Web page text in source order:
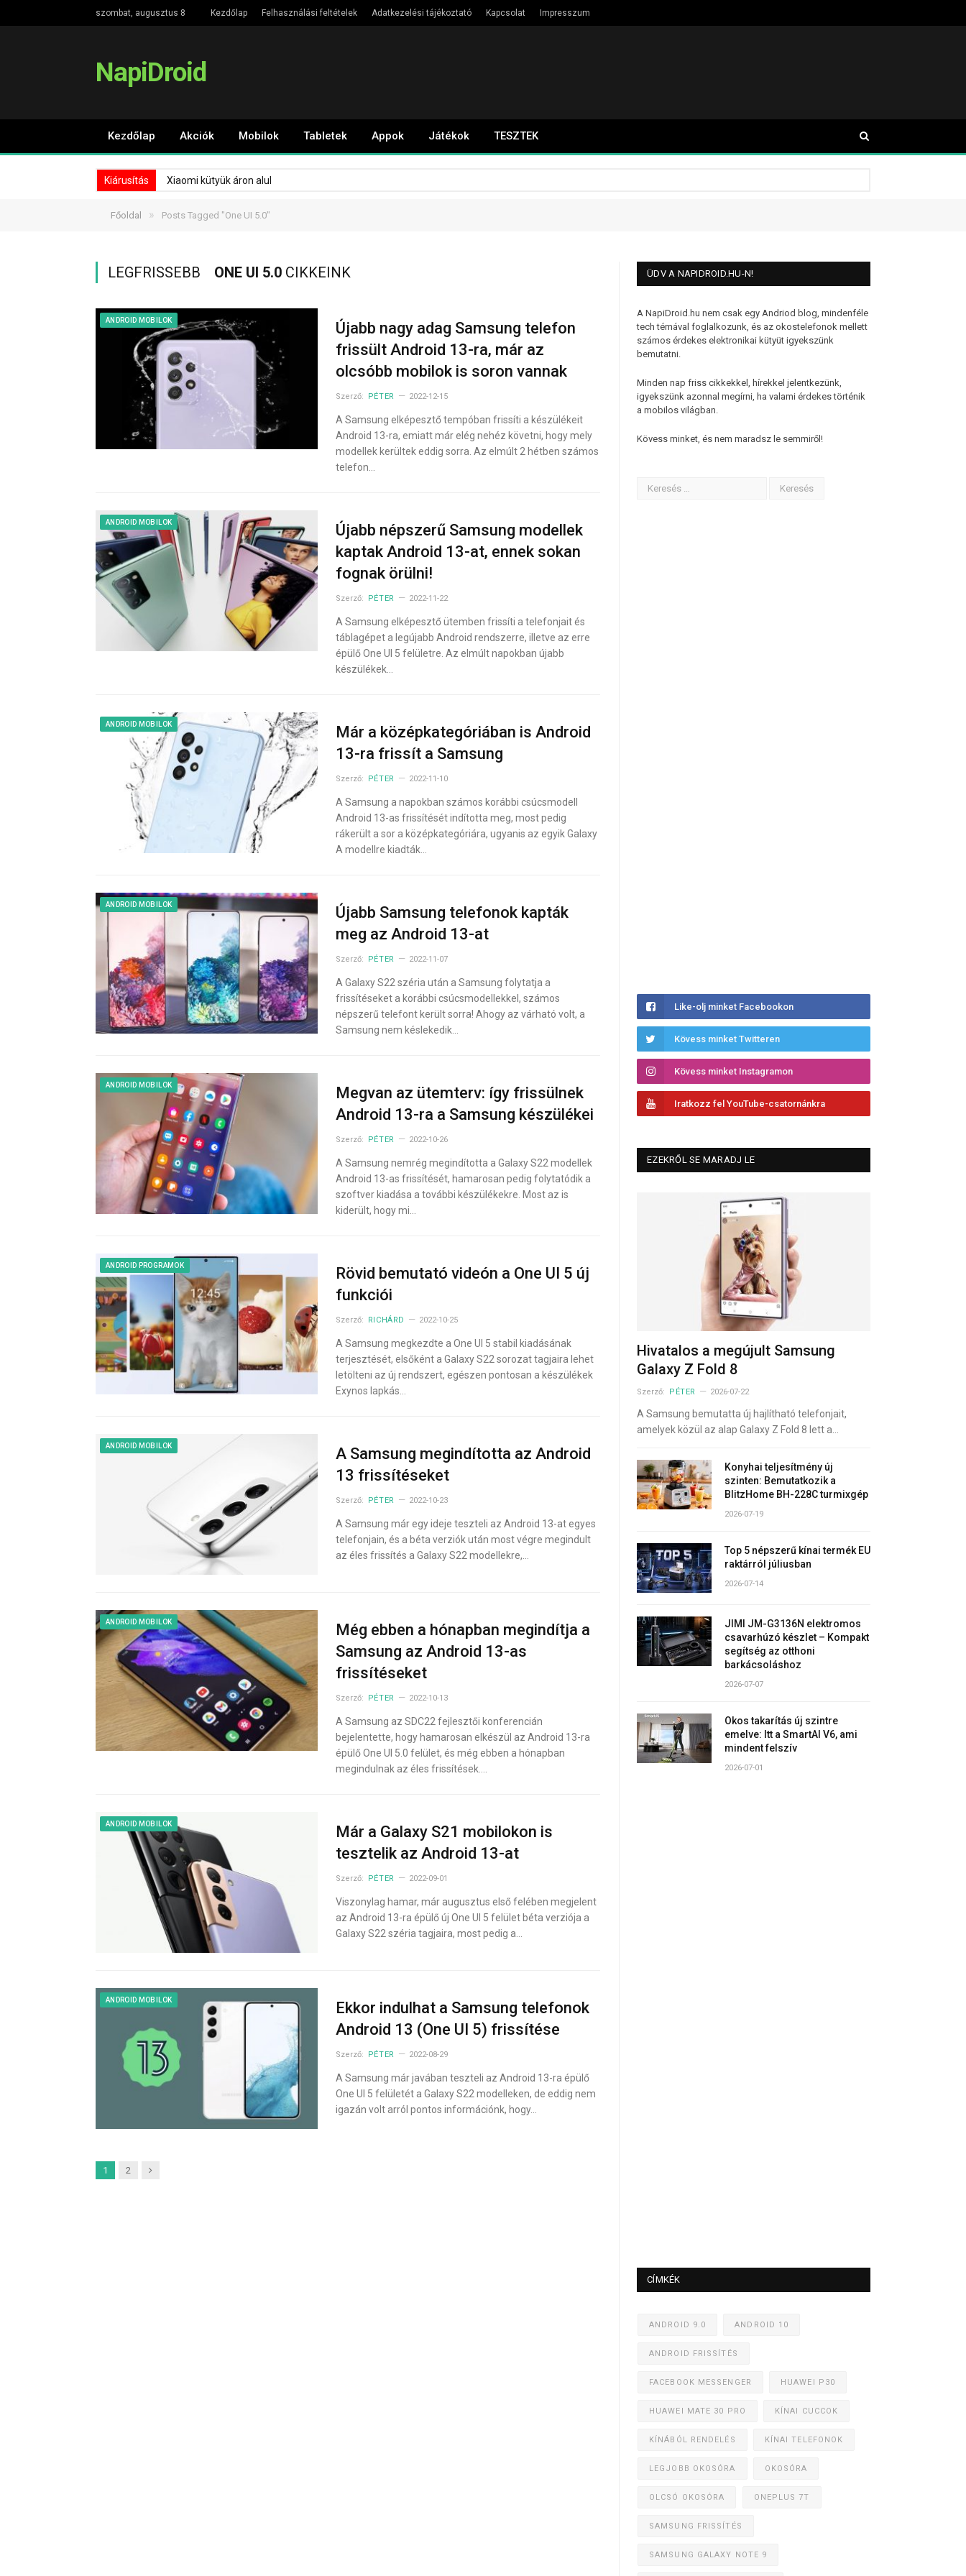
szombat, augusztus 8 Kezdőlap Felhasználási feltételek Adatkezelési tájékoztató Kapcsolat Impresszum
NapiDroid
Kezdőlap Akciók Mobilok Tabletek Appok Játékok TESZTEK
Kiárusítás Xiaomi kütyük áron alul
Főoldal » Posts Tagged "One UI 5.0"
LEGFRISSEBB ONE UI 5.0 CIKKEINK
ANDROID MOBILOK
Újabb nagy adag Samsung telefon
frissült Android 13-ra, már az
olcsóbb mobilok is soron vannak
Szerző: PÉTER 2022-12-15
A Samsung elképesztő tempóban frissíti a készülékeit
Android 13-ra, emiatt már elég nehéz követni, hogy mely
modellek kerültek eddig sorra. Az elmúlt 2 hétben számos
telefon…
ANDROID MOBILOK
Újabb népszerű Samsung modellek
kaptak Android 13-at, ennek sokan
fognak örülni!
Szerző: PÉTER 2022-11-22
A Samsung elképesztő ütemben frissíti a telefonjait és
táblagépet a legújabb Android rendszerre, illetve az erre
épülő One UI 5 felületre. Az elmúlt napokban újabb
készülékek…
ANDROID MOBILOK
Már a középkategóriában is Android
13-ra frissít a Samsung
Szerző: PÉTER 2022-11-10
A Samsung a napokban számos korábbi csúcsmodell
Android 13-as frissítését indította meg, most pedig
rákerült a sor a középkategóriára, ugyanis az egyik Galaxy
A modellre kiadták…
ANDROID MOBILOK
Újabb Samsung telefonok kapták
meg az Android 13-at
Szerző: PÉTER 2022-11-07
A Galaxy S22 széria után a Samsung folytatja a
frissítéseket a korábbi csúcsmodellekkel, számos
népszerű telefont került sorra! Ahogy az várható volt, a
Samsung nem késlekedik…
ANDROID MOBILOK
Megvan az ütemterv: így frissülnek
Android 13-ra a Samsung készülékei
Szerző: PÉTER 2022-10-26
A Samsung nemrég megindította a Galaxy S22 modellek
Android 13-as frissítését, hamarosan pedig folytatódik a
szoftver kiadása a további készülékekre. Most az is
kiderült, hogy mi…
ANDROID PROGRAMOK
Rövid bemutató videón a One UI 5 új
funkciói
Szerző: RICHÁRD 2022-10-25
A Samsung megkezdte a One UI 5 stabil kiadásának
terjesztését, elsőként a Galaxy S22 sorozat tagjaira lehet
letölteni az új rendszert, egészen pontosan a készülékek
Exynos lapkás…
ANDROID MOBILOK
A Samsung megindította az Android
13 frissítéseket
Szerző: PÉTER 2022-10-23
A Samsung már egy ideje teszteli az Android 13-at egyes
telefonjain, és a béta verziók után most végre megindult
az éles frissítés a Galaxy S22 modellekre,…
ANDROID MOBILOK
Még ebben a hónapban megindítja a
Samsung az Android 13-as
frissítéseket
Szerző: PÉTER 2022-10-13
A Samsung az SDC22 fejlesztői konferencián
bejelentette, hogy hamarosan elkészül az Android 13-ra
épülő One UI 5.0 felület, és még ebben a hónapban
megindulnak az éles frissítések.…
ANDROID MOBILOK
Már a Galaxy S21 mobilokon is
tesztelik az Android 13-at
Szerző: PÉTER 2022-09-01
Viszonylag hamar, már augusztus első felében megjelent
az Android 13-ra épülő új One UI 5 felület béta verziója a
Galaxy S22 széria tagjaira, most pedig a…
ANDROID MOBILOK
Ekkor indulhat a Samsung telefonok
Android 13 (One UI 5) frissítése
Szerző: PÉTER 2022-08-29
A Samsung már javában teszteli az Android 13-ra épülő
One UI 5 felületét a Galaxy S22 modelleken, de eddig nem
igazán volt arról pontos információnk, hogy…
1 2 Next
ÜDV A NAPIDROID.HU-N!
A NapiDroid.hu nem csak egy Andriod blog, mindenféle
tech témával foglalkozunk, és az okostelefonok mellett
számos érdekes elektronikai kütyüt igyekszünk
bemutatni.
Minden nap friss cikkekkel, hírekkel jelentkezünk,
igyekszünk azonnal megírni, ha valami érdekes történik
a mobilos világban.
Kövess minket, és nem maradsz le semmiről!
Like-olj minket Facebookon
Kövess minket Twitteren
Kövess minket Instagramon
Iratkozz fel YouTube-csatornánkra
EZEKRŐL SE MARADJ LE
Hivatalos a megújult Samsung
Galaxy Z Fold 8
Szerző: PÉTER 2026-07-22
A Samsung bemutatta új hajlítható telefonjait,
amelyek közül az alap Galaxy Z Fold 8 lett a…
Konyhai teljesítmény új
szinten: Bemutatkozik a
BlitzHome BH-228C turmixgép
2026-07-19
Top 5 népszerű kínai termék EU
raktárról júliusban
2026-07-14
JIMI JM-G3136N elektromos
csavarhúzó készlet – Kompakt
segítség az otthoni
barkácsoláshoz
2026-07-07
Okos takarítás új szintre
emelve: Itt a SmartAI V6, ami
mindent felszív
2026-07-01
CÍMKÉK
ANDROID 9.0 ANDROID 10
ANDROID FRISSÍTÉS
FACEBOOK MESSENGER HUAWEI P30
HUAWEI MATE 30 PRO KÍNAI CUCCOK
KÍNÁBÓL RENDELÉS KÍNAI TELEFONOK
LEGJOBB OKOSÓRA OKOSÓRA
OLCSÓ OKOSÓRA ONEPLUS 7T
SAMSUNG FRISSÍTÉS
SAMSUNG GALAXY NOTE 9